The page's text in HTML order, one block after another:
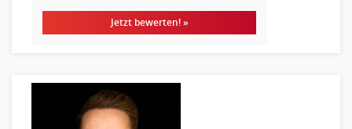
Brandschutz
Prozessmanagement
Technischer Systemplaner, Bauzeichner
Veranstaltungstechnik
Jetzt bewerten! »